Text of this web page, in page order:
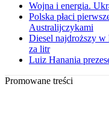
Wojna i energia.
Polska płaci
Australijczykami
Diesel najdroższy w
za litr
Luiz Hanania
Promowane treści